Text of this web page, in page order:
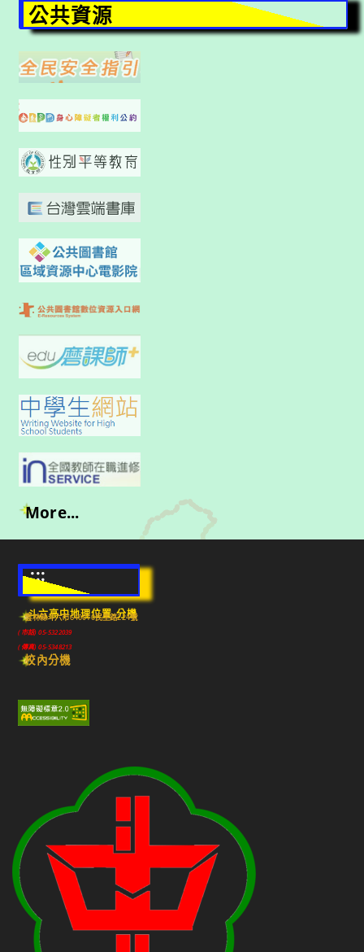
公共資源
More...
:::
斗六高中地理位置-分機
雲林縣斗六市640010民生路224號
(市話) 05-5322039
(傳真) 05-5348213
校內分機